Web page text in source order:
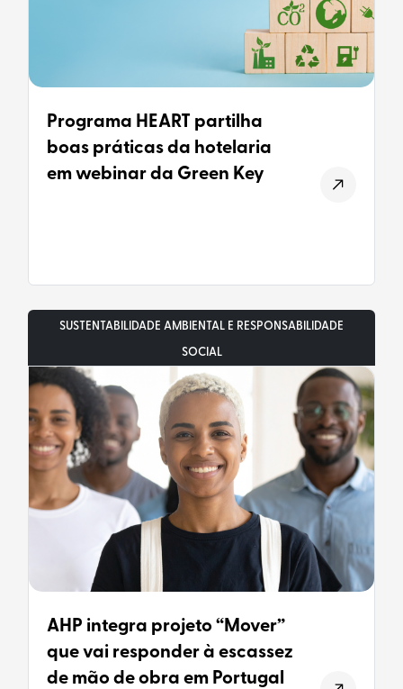
Programa HEART partilha
boas práticas da hotelaria
em webinar da Green Key
SUSTENTABILIDADE AMBIENTAL E RESPONSABILIDADE
SOCIAL
AHP integra projeto “Mover”
que vai responder à escassez
de mão de obra em Portugal